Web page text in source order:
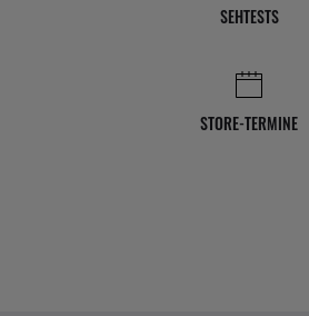
SEHTESTS
STORE-TERMINE